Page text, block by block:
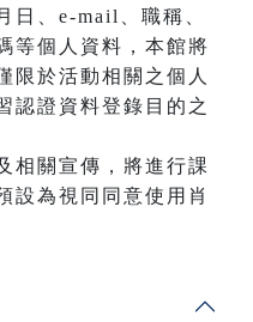
日、e-mail、職稱、
等個人資料，本館將
限於活動相關之個人
認證資料登錄目的之
相關宣傳，將進行課
設為視同同意使用肖